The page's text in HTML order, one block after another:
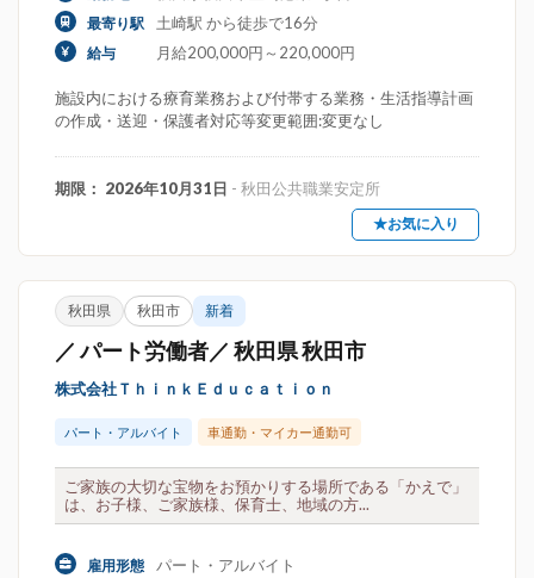
最寄り駅 土崎駅 から徒歩で16分
給与 月給200,000円～220,000円
施設内における療育業務および付帯する業務・生活指導計画
の作成・送迎・保護者対応等変更範囲:変更なし
期限： 2026年10月31日 - 秋田公共職業安定所
★お気に入り
秋田県 秋田市 新着
／ パート労働者／ 秋田県 秋田市
株式会社ＴｈｉｎｋＥｄｕｃａｔｉｏｎ
パート・アルバイト 車通勤・マイカー通勤可
ご家族の大切な宝物をお預かりする場所である「かえで」
は、お子様、ご家族様、保育士、地域の方...
雇用形態 パート・アルバイト